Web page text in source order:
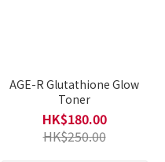
AGE-R Glutathione Glow
Toner
HK$180.00
HK$250.00